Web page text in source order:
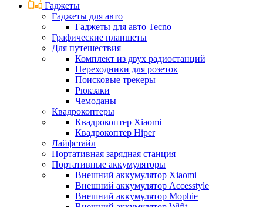
Гаджеты
Гаджеты для авто
Гаджеты для авто Tecno
Графические планшеты
Для путешествия
Комплект из двух радиостанций
Переходники для розеток
Поисковые трекеры
Рюкзаки
Чемоданы
Квадрокоптеры
Квадрокоптер Xiaomi
Квадрокоптер Hiper
Лайфстайл
Портативная зарядная станция
Портативные аккумуляторы
Внешний аккумулятор Xiaomi
Внешний аккумулятор Accesstyle
Внешний аккумулятор Mophie